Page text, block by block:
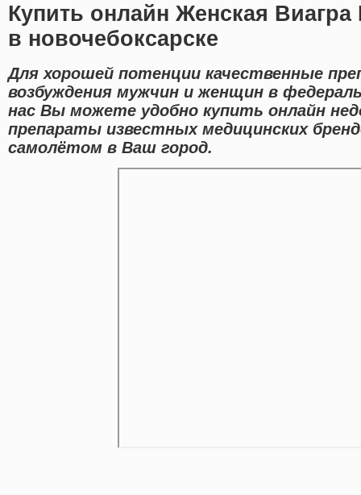
Купить онлайн Женская
в новочебоксарске
Для хорошей потенции качественные
возбуждения мужчин и женщин в
нас Вы можете удобно купить онлайн
препараты известных медицинских
самолётом в Ваш город.